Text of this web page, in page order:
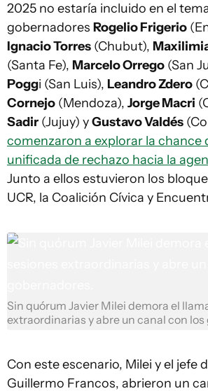
2025 no estaría incluido en el
gobernadores Rogelio Frigerio
Ignacio Torres (Chubut),
(Santa Fe), Marcelo Orrego (San
Poggi (San Luis), Leandro Zdero
Cornejo (Mendoza), Jorge Macri
Sadir (Jujuy) yGustavo Valdés
comenzaron a explorar la chance
unificada de rechazo hacia la
Junto a ellos estuvieron los
UCR, la Coalición Cívica y
Sin quórum Javier Milei demora el
extraordinarias y abre un canal con
Con este escenario, Milei y el jefe
Guillermo Francos, abrieron un